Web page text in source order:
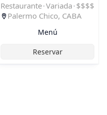
Restaurante·Variada · $$$$
Palermo Chico, CABA
Menú
Reservar